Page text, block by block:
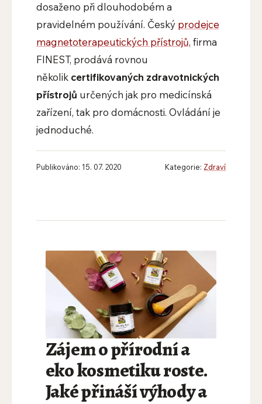
dosaženo při dlouhodobém a
pravidelném používání. Český prodejce
magnetoterapeutických přístrojů, firma
FINEST, prodává rovnou
několik certifikovaných zdravotnických
přístrojů určených jak pro medicínská
zařízení, tak pro domácnosti. Ovládání je
jednoduché.
Publikováno: 15. 07. 2020 Kategorie: Zdraví
Zájem o přírodní a
eko kosmetiku roste.
Jaké přináší výhody a